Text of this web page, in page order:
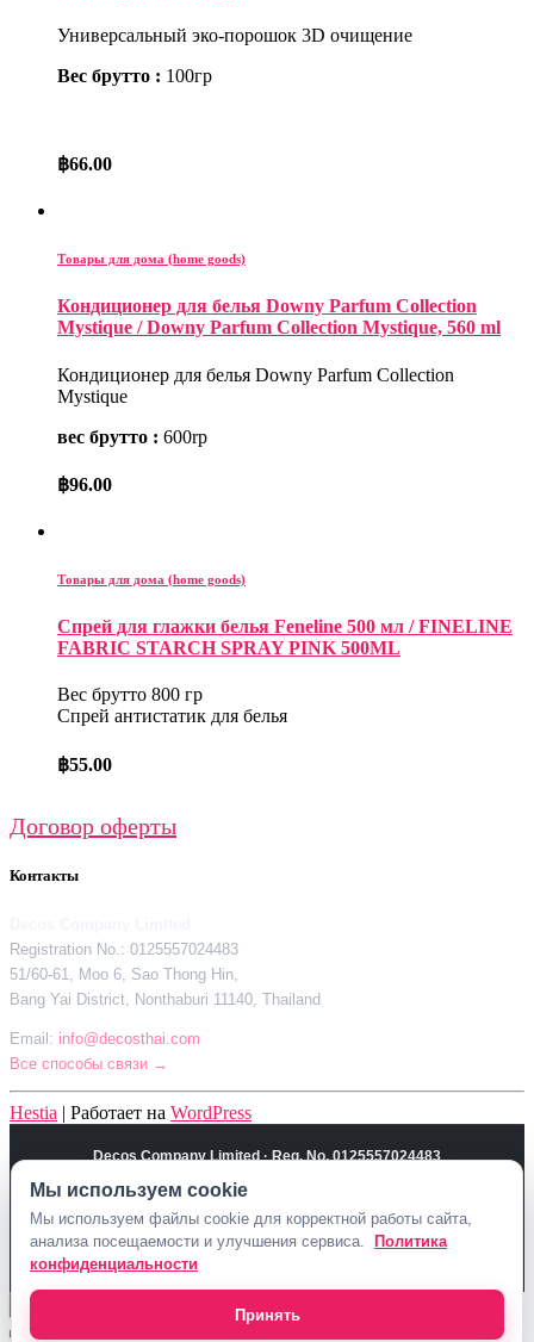
Универсальный эко-порошок 3D очищение
Вес брутто : 100гр
฿66.00
Товары для дома (home goods)
Кондиционер для белья Downy Parfum Collection
Mystique / Downy Parfum Collection Mystique, 560 ml
Кондиционер для белья Downy Parfum Collection
Mystique
вес брутто : 600rp
฿96.00
Товары для дома (home goods)
Спрей для глажки белья Feneline 500 мл / FINELINE
FABRIC STARCH SPRAY PINK 500ML
Вес брутто 800 гр
Спрей антистатик для белья
฿55.00
Договор оферты
Контакты
Registration No.: 0125557024483
51/60-61, Moo 6, Sao Thong Hin,
Bang Yai District, Nonthaburi 11140, Thailand
Email: info@decosthai.com
Все способы связи →
Hestia | Работает на WordPress
Decos Company Limited · Reg. No. 0125557024483
51/60-61, Moo 6, Sao Thong Hin, Bang Yai District, Nonthaburi 11140,
Политика конфиденциальностиДоговор оферты
Контакты Decosthai
Мы используем cookie
Мы используем файлы cookie для корректной работы сайта,
анализа посещаемости и улучшения сервиса.
Политика
конфиденциальности
Принять